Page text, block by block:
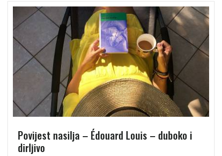
Povijest nasilja – Édouard Louis – duboko i
dirljivo